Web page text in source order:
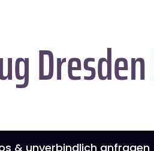
Dresden
& unverbindlich anfragen